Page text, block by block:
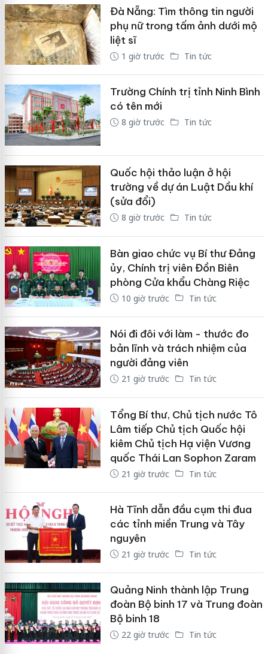
Đà Nẵng: Tìm thông tin người
phụ nữ trong tấm ảnh dưới mộ
liệt sĩ
1 giờ trước Tin tức
Trường Chính trị tỉnh Ninh Bình
có tên mới
8 giờ trước Tin tức
Quốc hội thảo luận ở hội
trường về dự án Luật Dầu khí
(sửa đổi)
8 giờ trước Tin tức
Bàn giao chức vụ Bí thư Đảng
ủy, Chính trị viên Đồn Biên
phòng Cửa khẩu Chàng Riệc
10 giờ trước Tin tức
Nói đi đôi với làm - thước đo
bản lĩnh và trách nhiệm của
người đảng viên
21 giờ trước Tin tức
Tổng Bí thư, Chủ tịch nước Tô
Lâm tiếp Chủ tịch Quốc hội
kiêm Chủ tịch Hạ viện Vương
quốc Thái Lan Sophon Zaram
21 giờ trước Tin tức
Hà Tĩnh dẫn đầu cụm thi đua
các tỉnh miền Trung và Tây
nguyên
21 giờ trước Tin tức
Quảng Ninh thành lập Trung
đoàn Bộ binh 17 và Trung đoàn
Bộ binh 18
22 giờ trước Tin tức